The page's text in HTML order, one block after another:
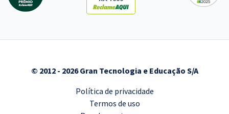
© 2012 - 2026 Gran Tecnologia e Educação S/A
Política de privacidade
Termos de uso